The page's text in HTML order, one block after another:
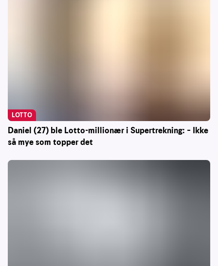
Daniel (27) ble Lotto-millionær i Supertrekning: – Ikke
så mye som topper det
LOTTO